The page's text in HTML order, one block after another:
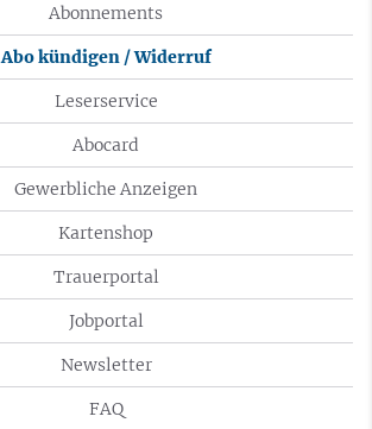
Abonnements
Abo kündigen / Widerruf
Leserservice
Abocard
Gewerbliche Anzeigen
Kartenshop
Trauerportal
Jobportal
Newsletter
FAQ